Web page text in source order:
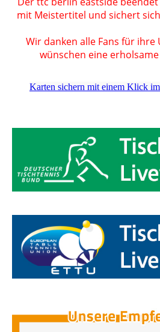
mit Meistertitel und sichert
Wir danken alle Fans für
wünschen eine
Karten sichern mit einem Klick